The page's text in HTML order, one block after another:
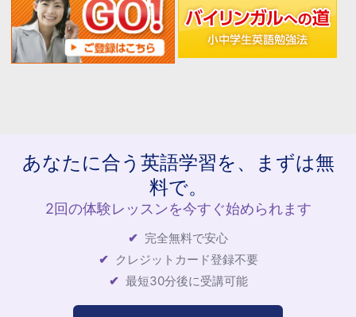
あなたに合う英語学習を、まずは無
料で。
2回の体験レッスンを今すぐ始められます
完全無料で安心
クレジットカード登録不要
最短30分後に受講可能